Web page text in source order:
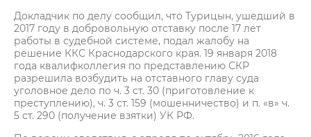
Докладчик по делу сообщил, что Турицын, ушедший в
2017 году в добровольную отставку после 17 лет
работы в судебной системе, подал жалобу на
решение ККС Краснодарского края. 19 января 2018
года квалифколлегия по представлению СКР
разрешила возбудить на отставного главу суда
уголовное дело по ч. 3 ст. 30 (приготовление к
преступлению), ч. 3 ст. 159 (мошенничество) и п. «в» ч.
5 ст. 290 (получение взятки) УК РФ.